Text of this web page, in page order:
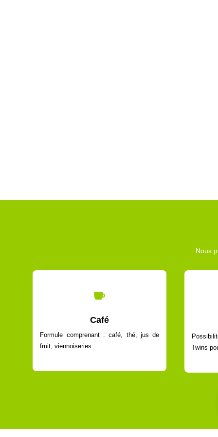
Nous

Café
Formule comprenant : café, thé, jus de
fruit, viennoiseries
Twins